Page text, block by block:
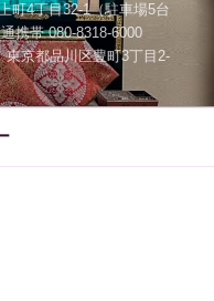
4丁目32-1（駐車場5台
携帯 080-8318-6000
京都品川区豊町3丁目2-